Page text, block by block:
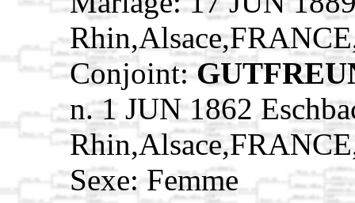
Conjoint:
n. 1 JUN 1862
Sexe: Femme